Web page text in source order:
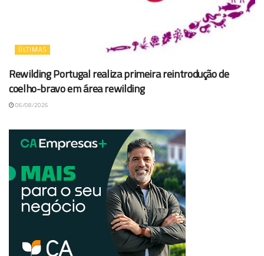
ÚLTIMAS
Rewilding Portugal realiza primeira reintrodução de
coelho-bravo em área rewilding
06/08/2026